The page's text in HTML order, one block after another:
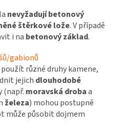
nevyžadují betonový
štěrkové lože. V případě
i na betonový základ.
gabionů
různé druhy kamene,
jejich dlouhodobé
(např. moravská drobaa
železa) mohou postupně
může působit dojmem